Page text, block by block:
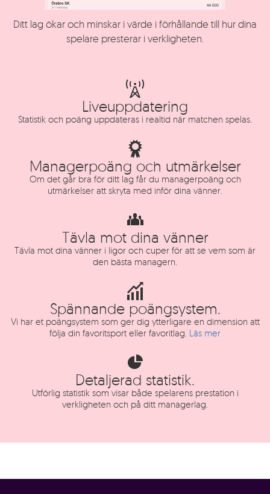
Ditt lag ökar och minskar i värde i förhållande till hur dina
spelare presterar i verkligheten.
Liveuppdatering
Statistik och poäng uppdateras i realtid när matchen spelas.
Managerpoäng och utmärkelser
Om det går bra för ditt lag får du managerpoäng och
utmärkelser att skryta med inför dina vänner.
Tävla mot dina vänner
Tävla mot dina vänner i ligor och cuper för att se vem som är
den bästa managern.
Spännande poängsystem.
Vi har et poängsystem som ger dig ytterligare en dimension att
följa din favoritsport eller favoritlag. Läs mer
Detaljerad statistik.
Utförlig statistik som visar både spelarens prestation i
verkligheten och på ditt managerlag.